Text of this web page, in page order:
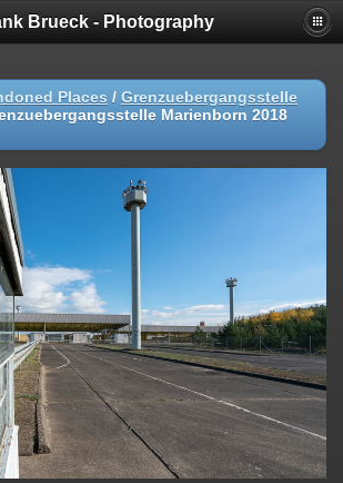
Brueck - Photography
Places / Grenzuebergangsstelle
Marienborn 2018